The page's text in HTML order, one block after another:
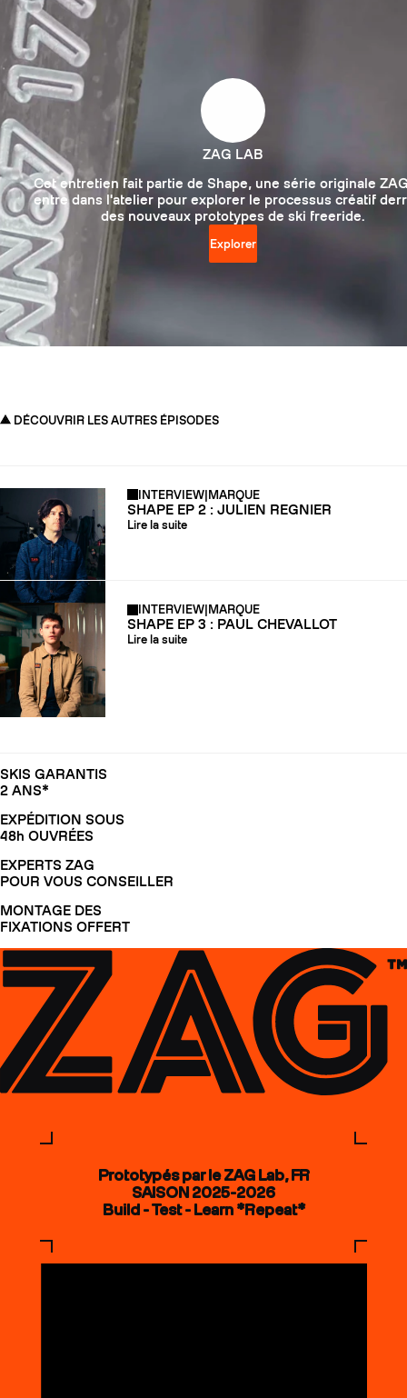
ZAG LAB
Cet entretien fait partie de Shape, une série originale
entre dans l'atelier pour explorer le processus créatif
des nouveaux prototypes de ski freeride.
Explorer
DÉCOUVRIR LES AUTRES ÉPISODES
INTERVIEW|MARQUE
SHAPE EP 2 : JULIEN REGNIER
Lire la suite
INTERVIEW MARQUE
SHAPE EP 3 : PAUL CHEVALLOT
Lire la suite
SKIS GARANTIS
2 ANS*
EXPÉDITION SOUS
48h OUVRÉES
EXPERTS ZAG
POUR VOUS CONSEILLER
MONTAGE DES
FIXATIONS OFFERT
Prototypés par le ZAG Lab, FR
SAISON 2025-2026
Build - Test - Learn *Repeat*